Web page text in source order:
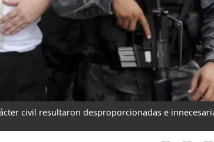
civil resultaron desproporcionadas e